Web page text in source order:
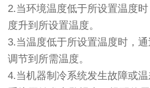
2.当环境温度低于所设置温度
度升到所设置温度。
3.当温度低于所设置温度时，
调节到所需温度。
4.当机器制冷系统发生故障或